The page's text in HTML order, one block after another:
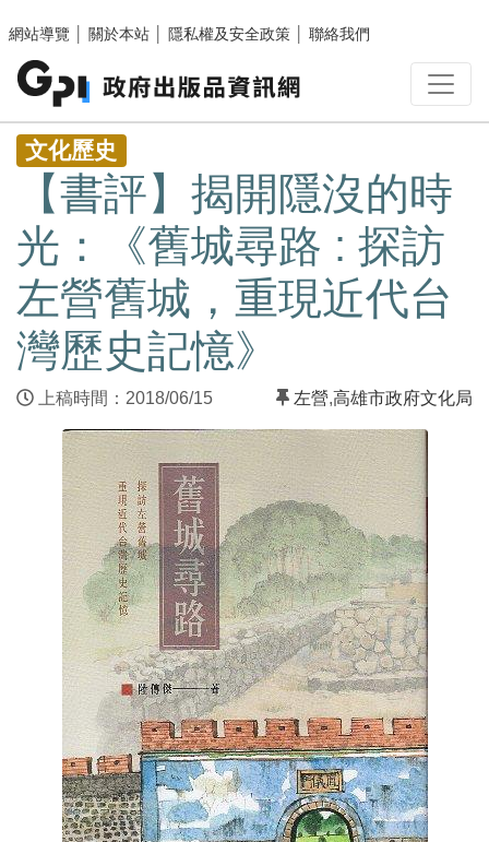
網站導覽
關於本站 隱私權及安全政策 聯絡我們
:::
文化歷史
【書評】揭開隱沒的時
光：《舊城尋路 : 探訪
左營舊城，重現近代台
灣歷史記憶》
上稿時間：2018/06/15 左營,高雄市政府文化局